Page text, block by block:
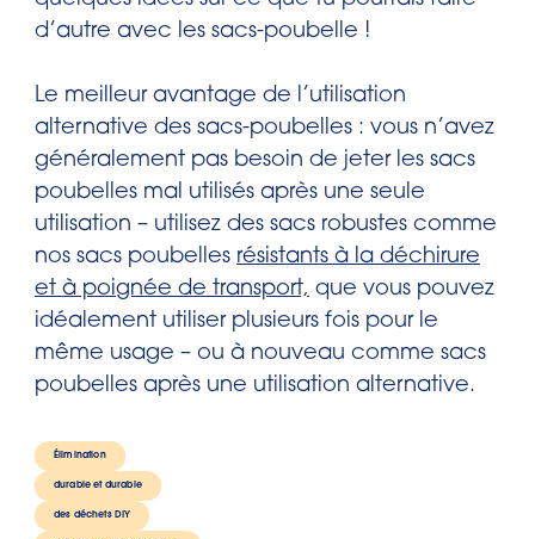
d’autre avec les sacs-poubelle !
Le meilleur avantage de l’utilisation
alternative des sacs-poubelles : vous n’avez
généralement pas besoin de jeter les sacs
poubelles mal utilisés après une seule
utilisation – utilisez des sacs robustes comme
nos sacs poubelles résistants à la déchirure
et à poignée de transport, que vous pouvez
idéalement utiliser plusieurs fois pour le
même usage – ou à nouveau comme sacs
poubelles après une utilisation alternative.
Élimination
durable et durable
des déchets DIY